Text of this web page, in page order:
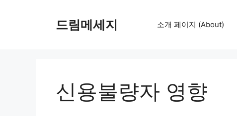
드림메세지 소개 페이지 (About)
신용불량자 영향